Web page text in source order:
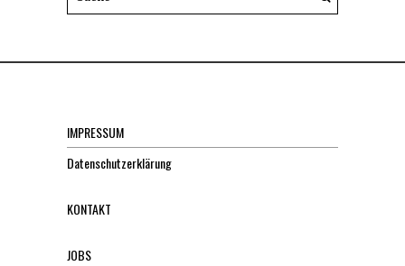
IMPRESSUM
Datenschutzerklärung
KONTAKT
JOBS